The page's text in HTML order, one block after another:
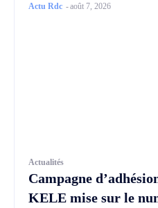
Actu Rdc -août 7, 2026
Actualités
Campagne
KELE mise sur le